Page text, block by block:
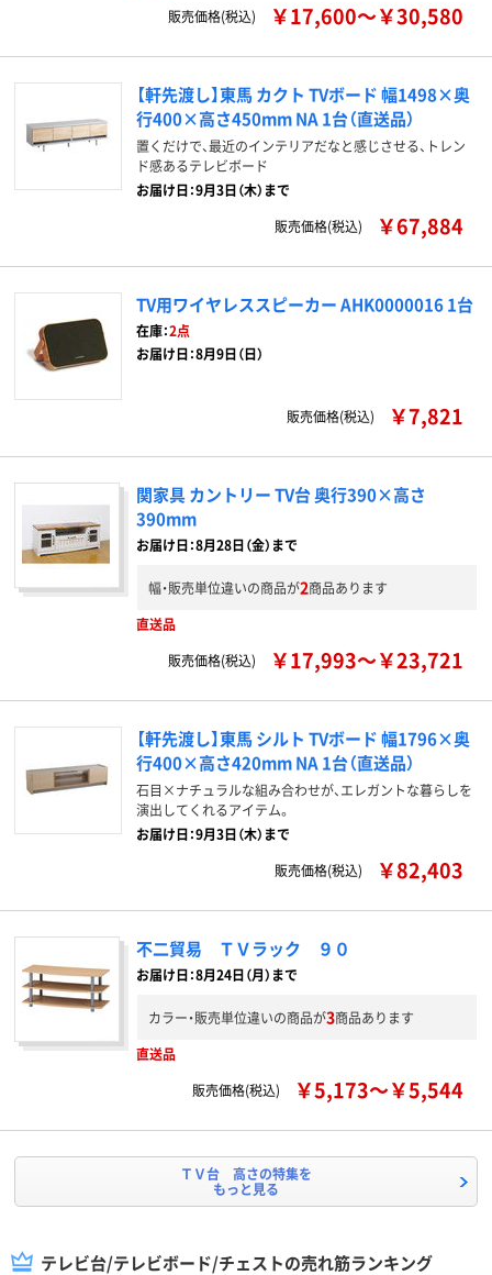
販売価格(税込)
￥17,600～￥30,580
【軒先渡し】東馬 カクト TVボード 幅1498×奥
行400×高さ450mm NA 1台（直送品）
置くだけで、最近のインテリアだなと感じさせる、トレン
ド感あるテレビボード
お届け日：9月3日（木）まで
販売価格(税込)
￥67,884
TV用ワイヤレススピーカー AHK0000016 1台
在庫：2点
お届け日：8月9日（日）
販売価格(税込) ￥7,821
関家具 カントリー TV台 奥行390×高さ
390mm
お届け日：8月28日（金）まで
幅・販売単位違いの商品が2商品あります
直送品
販売価格(税込)
￥17,993～￥23,721
【軒先渡し】東馬 シルト TVボード 幅1796×奥
行400×高さ420mm NA 1台（直送品）
石目×ナチュラルな組み合わせが、エレガントな暮らしを
演出してくれるアイテム。
お届け日：9月3日（木）まで
販売価格(税込)
￥82,403
不二貿易 ＴＶラック ９０
お届け日：8月24日（月）まで
カラー・販売単位違いの商品が3商品あります
直送品
販売価格(税込)
￥5,173～￥5,544
ＴＶ台 高さの特集を
もっと見る
テレビ台/テレビボード/チェストの売れ筋ランキング